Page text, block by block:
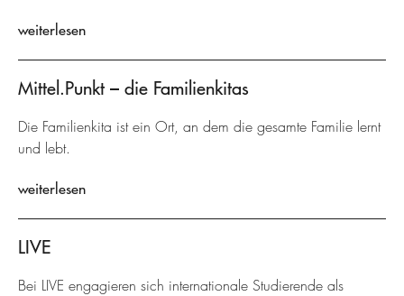
weiterlesen
Mittel.Punkt – die Familienkitas
Die Familienkita ist ein Ort, an dem die gesamte Familie lernt
und lebt.
weiterlesen
LIVE
Bei LIVE engagieren sich internationale Studierende als